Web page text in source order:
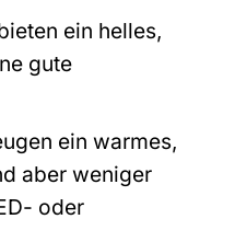
ein helles,
gute
ein warmes,
aber weniger
oder